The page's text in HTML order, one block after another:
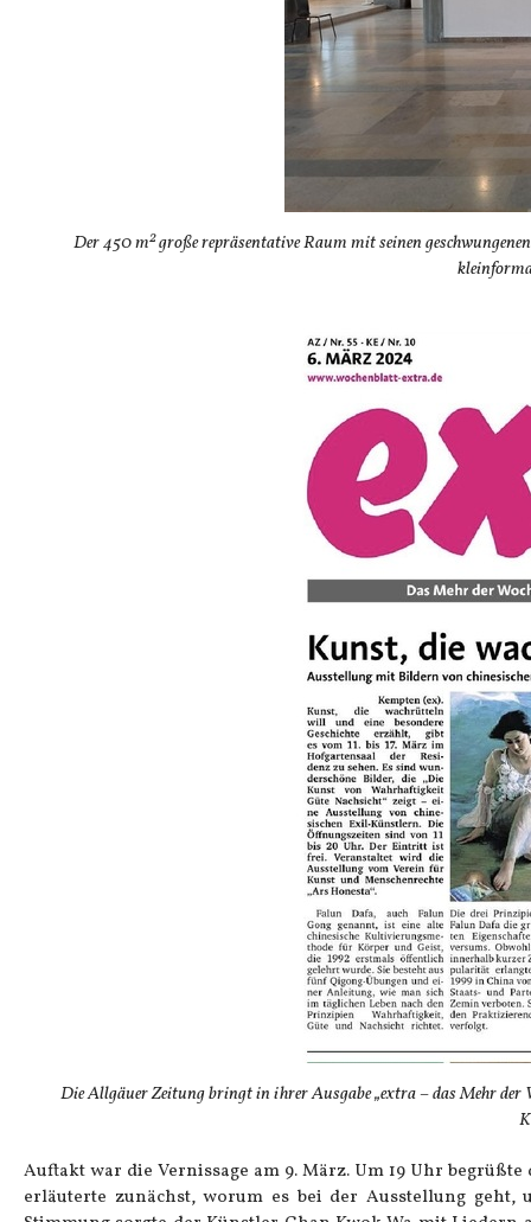
Der 450 m2große repräsentative Raum mit seinen
Die Allgäuer Zeitung bringt in ihrer Ausgabe „extra – das Mehr
Auftakt war die Vernissage am 9. März. Um 19 Uhr
erläuterte zunächst, worum es bei der Ausstellung